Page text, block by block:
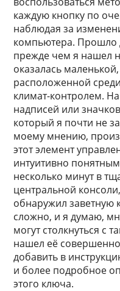
каждую кнопку по
наблюдая за
компьютера. Прошло
прежде чем я нашел
оказалась
расположенной
климат-контролем.
надписей или
который я почти не
моему мнению,
этот элемент
интуитивно
несколько минут в
центральной
обнаружил заветную
сложно, и я думаю,
могут столкнуться с
нашел её
добавить в
и более подробное
этого ключа.